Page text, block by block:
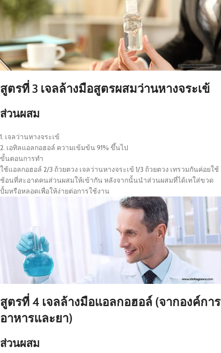
สูตรที่ 3 เจลล้างมือสูตรผสมว่านหางจระเข้
ส่วนผสม
1. เจลว่านหางจระเข้
2. เอทิลแอลกอฮอล์ ความเข้มข้น 91% ขึ้นไป
ขั้นตอนการทำ
ใช้แอลกอฮอล์ 2/3 ถ้วยตวง เจลว่านหางจระเข้ 1/3 ถ้วยตวง เทรวมกันค่อยใช้
ช้อนที่สะอาดคนส่วนผสมให้เข้ากัน หลังจากนั้นนำส่วนผสมที่ได้เทใส่ขวด
ปั้มหรือหลอดเพื่อให้ง่ายต่อการใช้งาน
สูตรที่ 4 เจลล้างมือแอลกอฮอล์ (จากองค์การ
อาหารและยา)
ส่วนผสม